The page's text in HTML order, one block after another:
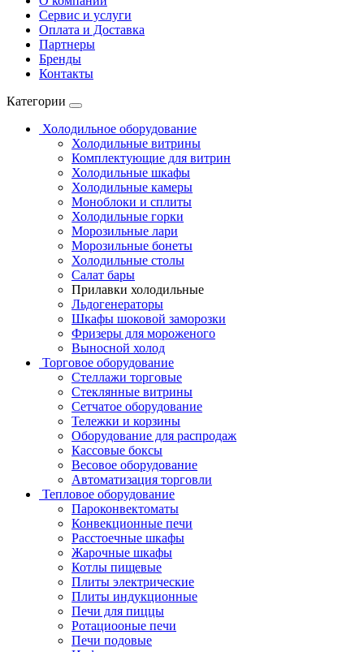
Сервис и услуги
Оплата и Доставка
Партнеры
Бренды
Контакты
Категории
Холодильное оборудование
Холодильные витрины
Комплектующие для витрин
Холодильные шкафы
Холодильные камеры
Моноблоки и сплиты
Холодильные горки
Морозильные лари
Морозильные бонеты
Холодильные столы
Салат бары
Прилавки холодильные
Льдогенераторы
Шкафы шоковой заморозки
Фризеры для мороженого
Выносной холод
Торговое оборудование
Стеллажи торговые
Стеклянные витрины
Сетчатое оборудование
Тележки и корзины
Оборудование для распродаж
Кассовые боксы
Весовое оборудование
Автоматизация торговли
Тепловое оборудование
Пароконвектоматы
Конвекционные печи
Расстоечные шкафы
Жарочные шкафы
Котлы пищевые
Плиты электрические
Плиты индукционные
Печи для пиццы
Ротациооные печи
Печи подовые